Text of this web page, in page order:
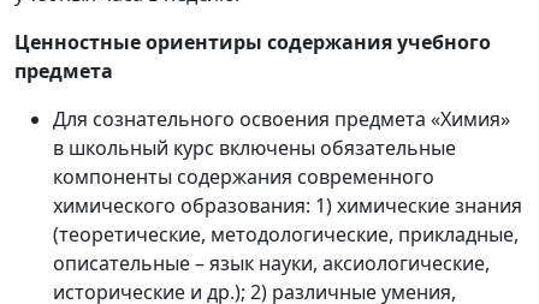
Ценностные ориентиры содержания учебного
предмета
Для сознательного освоения предмета «Химия»
в школьный курс включены обязательные
компоненты содержания современного
химического образования: 1) химические знания
(теоретические, методологические, прикладные,
описательные – язык науки, аксиологические,
исторические и др.); 2) различные умения,